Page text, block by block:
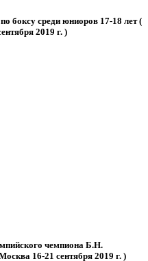
боксу среди юниоров 17-18 лет (
2019 г. )
чемпиона Б.Н.
16-21 сентября 2019 г. )